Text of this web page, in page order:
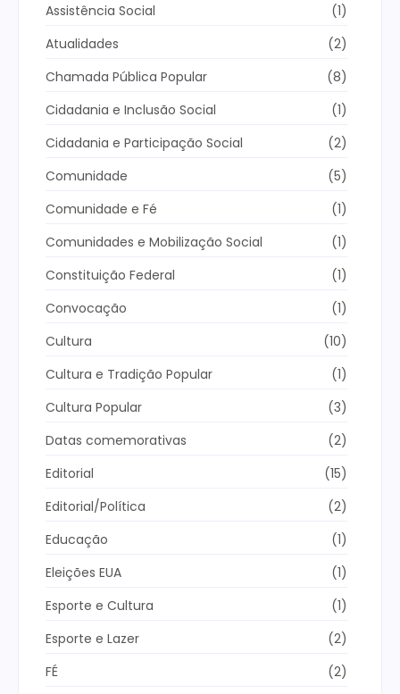
Assistência Social
(1)
Atualidades
(2)
Chamada Pública Popular
(8)
Cidadania e Inclusão Social
(1)
Cidadania e Participação Social
(2)
Comunidade
(5)
Comunidade e Fé
(1)
Comunidades e Mobilização Social
(1)
Constituição Federal
(1)
Convocação
(1)
Cultura
(10)
Cultura e Tradição Popular
(1)
Cultura Popular
(3)
Datas comemorativas
(2)
Editorial
(15)
Editorial/Política
(2)
Educação
(1)
Eleições EUA
(1)
Esporte e Cultura
(1)
Esporte e Lazer
(2)
FÉ
(2)